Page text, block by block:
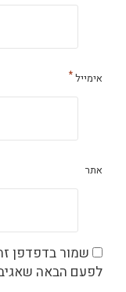
אימייל*
אתר
שמור בדפדפן
לפעם הבאה